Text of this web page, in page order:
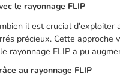
le rayonnage FLIP
il est crucial
précieux. Cette
rayonnage FLIP a pu
au rayonnage FLIP